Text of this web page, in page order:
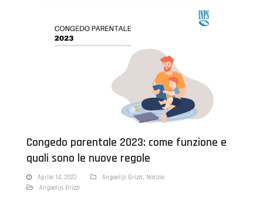
Congedo parentale 2023: come funzione e
quali sono le nuove regole
Aprile 14, 2023 Angeelijs Brizzi, Notizie
Angeelijs Brizzi